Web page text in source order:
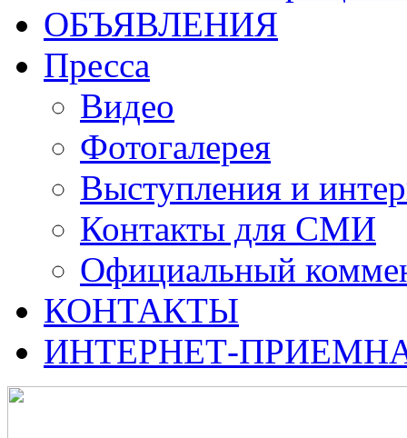
ОБЪЯВЛЕНИЯ
Пресса
Видео
Фотогалерея
Выступления и
Контакты для СМИ
Официальный
КОНТАКТЫ
ИНТЕРНЕТ-